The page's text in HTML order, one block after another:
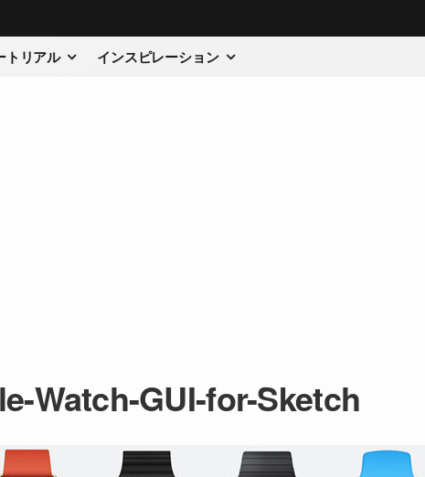
トリアル インスピレーション
Watch-GUI-for-Sketch